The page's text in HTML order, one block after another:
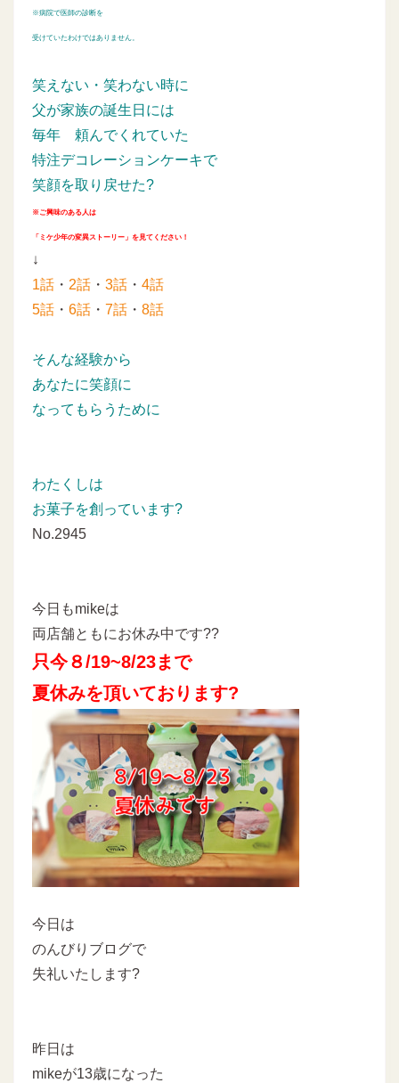
※病院で医師の診断を
受けていたわけではありません。
笑えない・笑わない時に
父が家族の誕生日には
毎年 頼んでくれていた
特注デコレーションケーキで
笑顔を取り戻せた?
※ご興味のある人は
「ミケ少年の変異ストーリー」を見てください！
↓
1話 ・ 2話 ・ 3話 ・ 4話
5話 ・ 6話 ・ 7話 ・ 8話
そんな経験から
あなたに笑顔に
なってもらうために
わたくしは
お菓子を創っています?
No.2945
今日もmikeは
両店舗ともにお休み中です??
只今８/19~8/23まで
夏休みを頂いております?
今日は
のんびりブログで
失礼いたします?
昨日は
mikeが13歳になった